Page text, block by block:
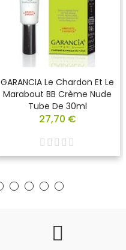
GARANCIA Le Chardon Et Le
Marabout BB Crème Nude
Tube De 30ml
27,70 €